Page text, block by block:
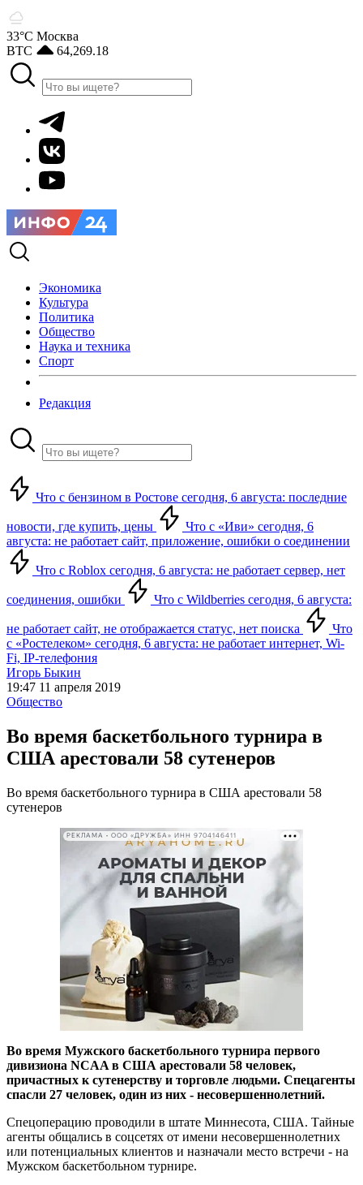
33°С Москва
BTC
64,269.18
Экономика
Культура
Политика
Общество
Наука и техника
Спорт
Редакция
Что с бензином в Ростове сегодня, 6 августа: последние
новости, где купить, цены
Что с «Иви» сегодня, 6
августа: не работает сайт, приложение, ошибки о соединении
Что с Roblox сегодня, 6 августа: не работает сервер, нет
соединения, ошибки Что с Wildberries сегодня, 6 августа:
не работает сайт, не отображается статус, нет поиска
Что
с «Ростелеком» сегодня, 6 августа: не работает интернет, Wi-
Fi, IP-телефония
Игорь Быкин
19:47 11 апреля 2019
Общество
Во время баскетбольного турнира в
США арестовали 58 сутенеров
Во время баскетбольного турнира в США арестовали 58
сутенеров
РЕКЛАМА • ООО «ДРУЖБА» ИНН 9704146411
Во время Мужского баскетбольного турнира первого
дивизиона NCAA в США арестовали 58 человек,
причастных к сутенерству и торговле людьми. Спецагенты
спасли 27 человек, один из них - несовершеннолетний.
Спецоперацию проводили в штате Миннесота, США. Тайные
агенты общались в соцсетях от имени несовершеннолетних
или потенциальных клиентов и назначали место встречи - на
Мужском баскетбольном турнире.